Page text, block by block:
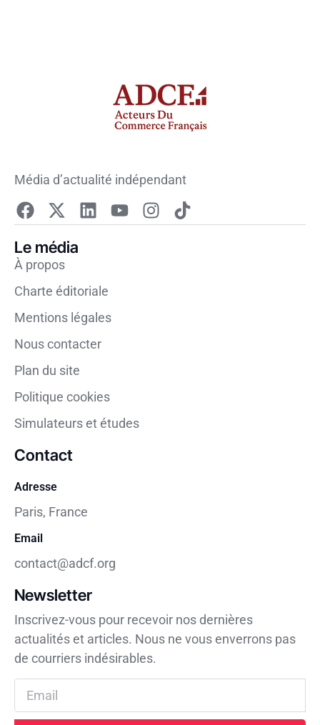
Média d’actualité indépendant
Le média
À propos
Charte éditoriale
Mentions légales
Nous contacter
Plan du site
Politique cookies
Simulateurs et études
Contact
Adresse
Paris, France
Email
contact@adcf.org
Newsletter
Inscrivez-vous pour recevoir nos dernières
actualités et articles. Nous ne vous enverrons pas
de courriers indésirables.